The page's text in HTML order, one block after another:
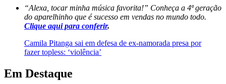
“Alexa, tocar minha música favorita!” Conheça a 4ª geração
do aparelhinho que é sucesso em vendas no mundo todo.
Clique aqui para conferir.
Camila Pitanga sai em defesa de ex-namorada presa por
fazer topless: ‘violência’
Em Destaque